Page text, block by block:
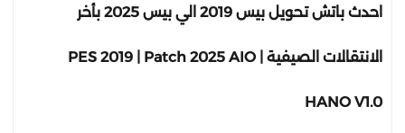
احدث باتش تحويل بيس 2019 الي بيس 2025 بأخر
الانتقالات الصيفية | PES 2019 | Patch 2025 AIO
HANO V1.0